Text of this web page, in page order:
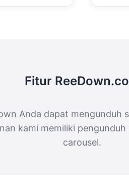
Fitur
Anda dapat mengunduh
kami memiliki
carousel.